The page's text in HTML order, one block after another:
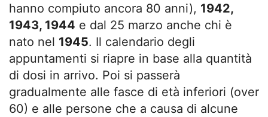
hanno compiuto ancora 80 anni), 1942,
1943, 1944 e dal 25 marzo anche chi è
nato nel 1945. Il calendario degli
appuntamenti si riapre in base alla quantità
di dosi in arrivo. Poi si passerà
gradualmente alle fasce di età inferiori (over
60) e alle persone che a causa di alcune